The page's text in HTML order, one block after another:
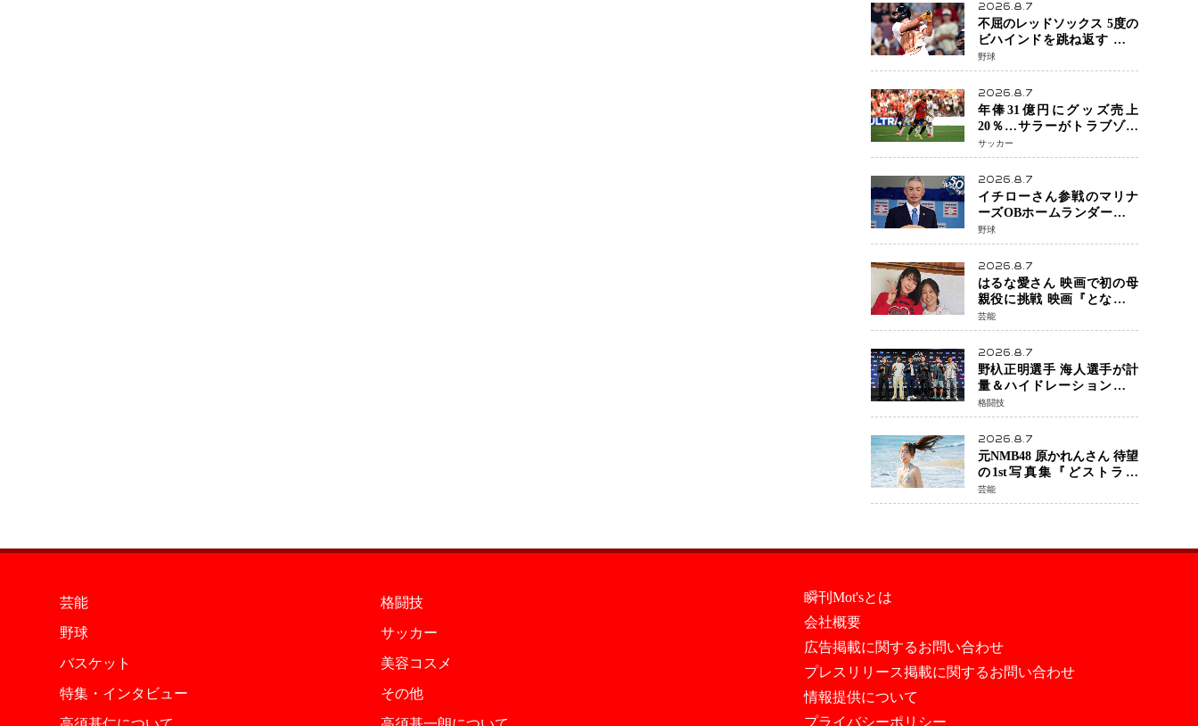
2026.8.7
不屈のレッドソックス 5度の
ビハインドを跳ね返す 延長
13回サヨナラ勝ち 吉田正尚
選手も2安打1打点で貢献 4得
点以上は驚異の28連勝
野球
2026.8.7
年俸31億円にグッズ売上
20％…サラーがトラブゾン
スポル加入 世界サッカーは
「五大リーグ一強」から新
時代へ
サッカー
2026.8.7
イチローさん参戦のマリナ
ーズOBホームランダービー
が無料生配信 北米ならで
はの“魅せる興行”に世界が
注目
野球
2026.8.7
はるな愛さん 映画で初の母
親役に挑戦 映画『となりの
とらんす少女ちゃん』11月7
日公開 未来の自分との対話
を描く注目作
芸能
2026.8.7
野杁正明選手 海人選手が計
量＆ハイドレーションテス
トをクリア「ONE
SAMURAI 2」決戦へ万全の
準備整う
格闘技
2026.8.7
元NMB48 原かれんさん 待望
の1st写真集『どストライ
ク』発売決定 バリで魅せる
25歳の新境地
芸能
芸能
格闘技
野球
サッカー
バスケット
美容コスメ
特集・インタビュー
その他
瞬刊Mot'sとは
会社概要
広告掲載に関するお問い合わせ
プレスリリース掲載に関するお問い合わせ
情報提供について
プライバシーポリシー